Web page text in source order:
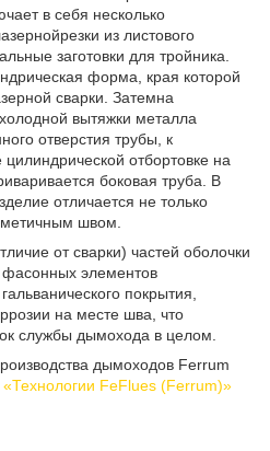
в себя несколько
из листового
заготовки для тройника.
форма, края которой
сварки. Затемна
вытяжки металла
отверстия трубы, к
отбортовке на
боковая труба. В
отличается не только
швом.
от сварки) частей оболочки
фасонных элементов
покрытия,
на месте шва, что
службы дымохода в целом.
дымоходов Ferrum
«Технологии FeFlues (Ferrum)»